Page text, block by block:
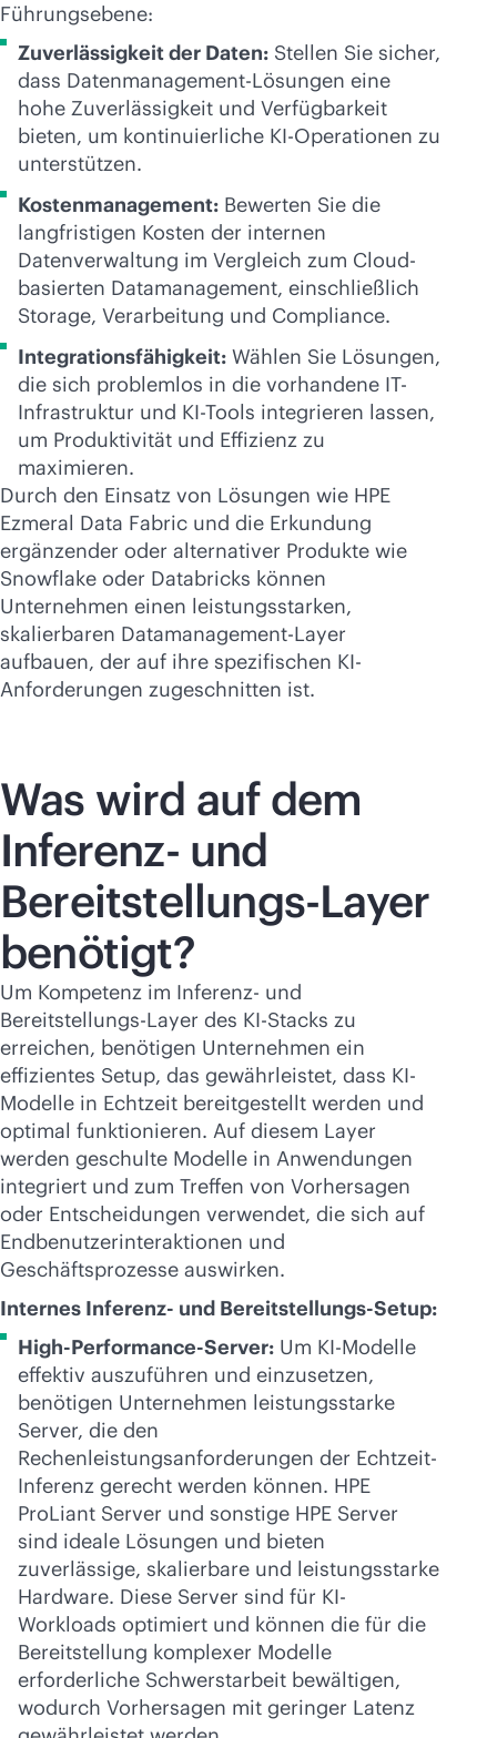
Führungsebene:
Zuverlässigkeit der Daten: Stellen Sie sicher,
dass Datenmanagement-Lösungen eine
hohe Zuverlässigkeit und Verfügbarkeit
bieten, um kontinuierliche KI-Operationen zu
unterstützen.
Kostenmanagement: Bewerten Sie die
langfristigen Kosten der internen
Datenverwaltung im Vergleich zum Cloud-
basierten Datamanagement, einschließlich
Storage, Verarbeitung und Compliance.
Integrationsfähigkeit: Wählen Sie Lösungen,
die sich problemlos in die vorhandene IT-
Infrastruktur und KI-Tools integrieren lassen,
um Produktivität und Effizienz zu
maximieren.
Durch den Einsatz von Lösungen wie HPE
Ezmeral Data Fabric und die Erkundung
ergänzender oder alternativer Produkte wie
Snowflake oder Databricks können
Unternehmen einen leistungsstarken,
skalierbaren Datamanagement-Layer
aufbauen, der auf ihre spezifischen KI-
Anforderungen zugeschnitten ist.
Was wird auf dem
Inferenz- und
Bereitstellungs-Layer
benötigt?
Um Kompetenz im Inferenz- und
Bereitstellungs-Layer des KI-Stacks zu
erreichen, benötigen Unternehmen ein
effizientes Setup, das gewährleistet, dass KI-
Modelle in Echtzeit bereitgestellt werden und
optimal funktionieren. Auf diesem Layer
werden geschulte Modelle in Anwendungen
integriert und zum Treffen von Vorhersagen
oder Entscheidungen verwendet, die sich auf
Endbenutzerinteraktionen und
Geschäftsprozesse auswirken.
Internes Inferenz- und Bereitstellungs-Setup:
High-Performance-Server: Um KI-Modelle
effektiv auszuführen und einzusetzen,
benötigen Unternehmen leistungsstarke
Server, die den
Rechenleistungsanforderungen der Echtzeit-
Inferenz gerecht werden können. HPE
ProLiant Server und sonstige HPE Server
sind ideale Lösungen und bieten
zuverlässige, skalierbare und leistungsstarke
Hardware. Diese Server sind für KI-
Workloads optimiert und können die für die
Bereitstellung komplexer Modelle
erforderliche Schwerstarbeit bewältigen,
wodurch Vorhersagen mit geringer Latenz